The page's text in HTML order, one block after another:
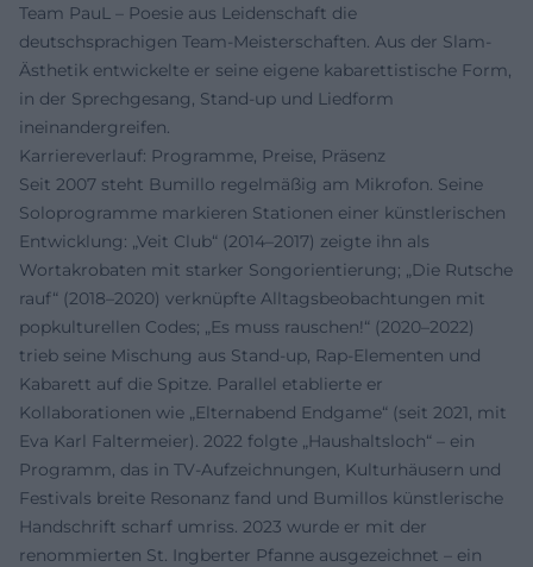
Team PauL – Poesie aus Leidenschaft die
deutschsprachigen Team-Meisterschaften. Aus der Slam-
Ästhetik entwickelte er seine eigene kabarettistische Form,
in der Sprechgesang, Stand-up und Liedform
ineinandergreifen.
Karriereverlauf: Programme, Preise, Präsenz
Seit 2007 steht Bumillo regelmäßig am Mikrofon. Seine
Soloprogramme markieren Stationen einer künstlerischen
Entwicklung: „Veit Club“ (2014–2017) zeigte ihn als
Wortakrobaten mit starker Songorientierung; „Die Rutsche
rauf“ (2018–2020) verknüpfte Alltagsbeobachtungen mit
popkulturellen Codes; „Es muss rauschen!“ (2020–2022)
trieb seine Mischung aus Stand-up, Rap-Elementen und
Kabarett auf die Spitze. Parallel etablierte er
Kollaborationen wie „Elternabend Endgame“ (seit 2021, mit
Eva Karl Faltermeier). 2022 folgte „Haushaltsloch“ – ein
Programm, das in TV-Aufzeichnungen, Kulturhäusern und
Festivals breite Resonanz fand und Bumillos künstlerische
Handschrift scharf umriss. 2023 wurde er mit der
renommierten St. Ingberter Pfanne ausgezeichnet – ein